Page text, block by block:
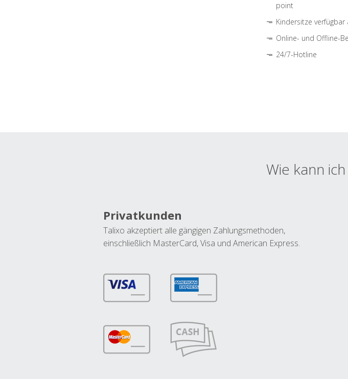
point
Kindersitze verfügbar
Online- und Offline-
24/7-Hotline
Wie kann
Privatkunden
Talixo akzeptiert alle gängigen Zahlungsmethoden,
einschließlich MasterCard, Visa und American Express.